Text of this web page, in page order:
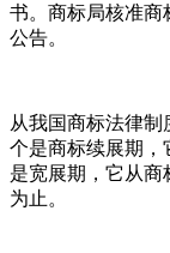
书。商标局核准商
公告。
从我国商标法律
个是商标续展期，
是宽展期，它从商
为止。